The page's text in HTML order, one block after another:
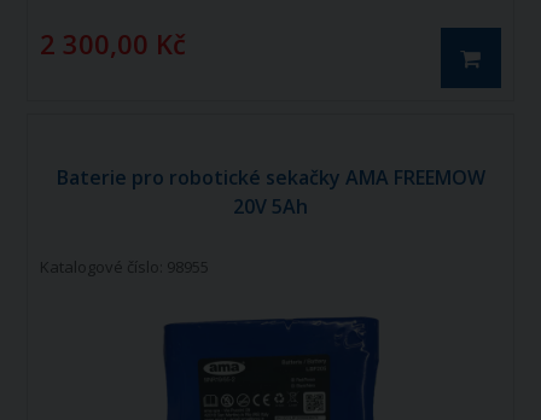
2 300,00 Kč
Baterie pro robotické sekačky AMA FREEMOW
20V 5Ah
Katalogové číslo: 98955